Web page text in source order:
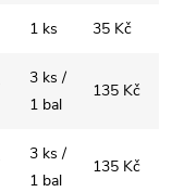
1 ks 35 Kč
3 ks /
1 bal
135 Kč
3 ks /
1 bal
135 Kč